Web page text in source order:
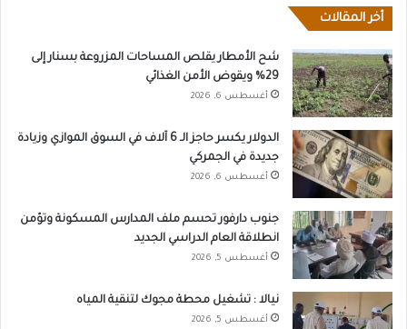
أخر المقالات
شح الأمطار يقلص المساحات المزروعة بسنار إلى
29% ويقوض الأمن الغذائي
أغسطس 6, 2026
الدولار يكسر حاجز الـ 6 آلاف في السوق الموازي وزيادة
جديدة في الجمركي
أغسطس 6, 2026
جنوب دارفور تحسم ملف المدارس المسكونة وتؤمن
انطلاقة العام الدراسي الجديد
أغسطس 5, 2026
نيالا : تشغيل محطة مجوك لتنقية المياه
أغسطس 5, 2026